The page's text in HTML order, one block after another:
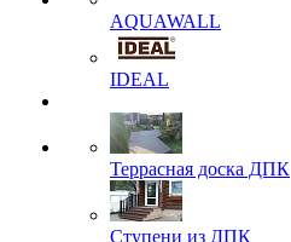
AQUAWALL
IDEAL
Террасная доска ДПК
Ступени из ДПК